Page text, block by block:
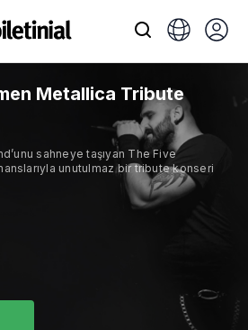
Metallica Tribute
sahneye taşıyan The Five
unutulmaz bir tribute konseri